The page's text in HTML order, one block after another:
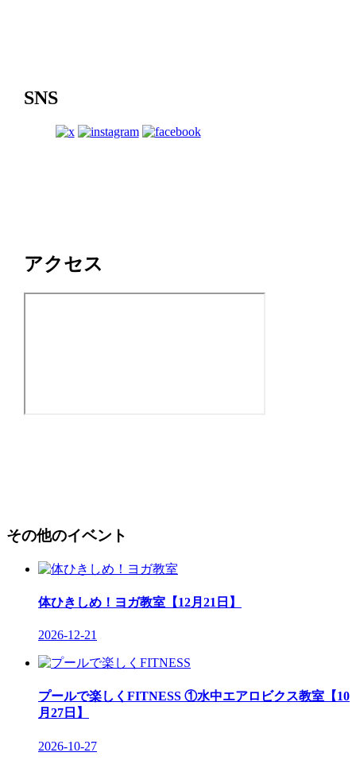
SNS
アクセス
その他のイベント
体ひきしめ！ヨガ教室【12月21日】
2026-12-21
プールで楽しくFITNESS ①水中エアロビクス教室【10
月27日】
2026-10-27